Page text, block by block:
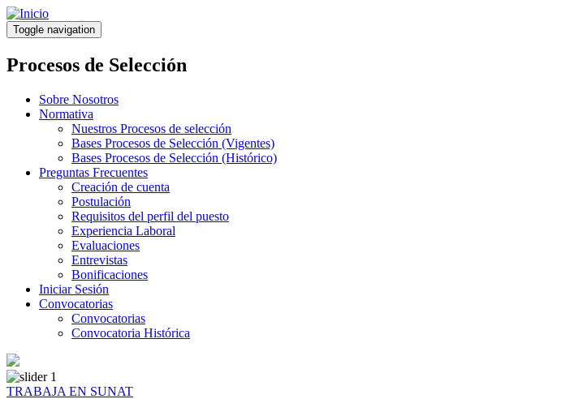
Pasar
al
contenido
principal
Toggle navigation
Procesos de Selección
Sobre Nosotros
Normativa
Nuestros Procesos de selección
Bases Procesos de Selección (Vigentes)
Bases Procesos de Selección (Histórico)
Preguntas Frecuentes
Creación de cuenta
Postulación
Requisitos del perfil del puesto
Experiencia Laboral
Evaluaciones
Entrevistas
Bonificaciones
Iniciar Sesión
Convocatorias
Convocatorias
Convocatoria Histórica
TRABAJA EN SUNAT